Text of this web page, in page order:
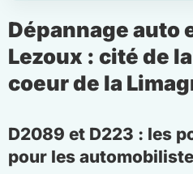
Dépannage auto
Lezoux : cité de
coeur de la
D2089 et D223 : les
pour les